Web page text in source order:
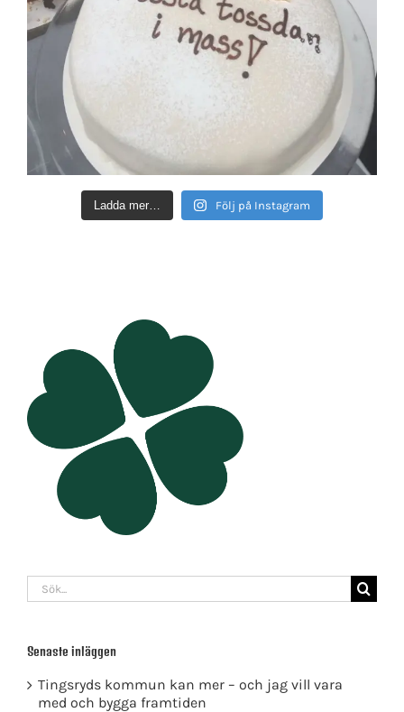
Ladda mer… Följ på Instagram
Sök
efter:
Senaste inläggen
Tingsryds kommun kan mer – och jag vill vara
med och bygga framtiden